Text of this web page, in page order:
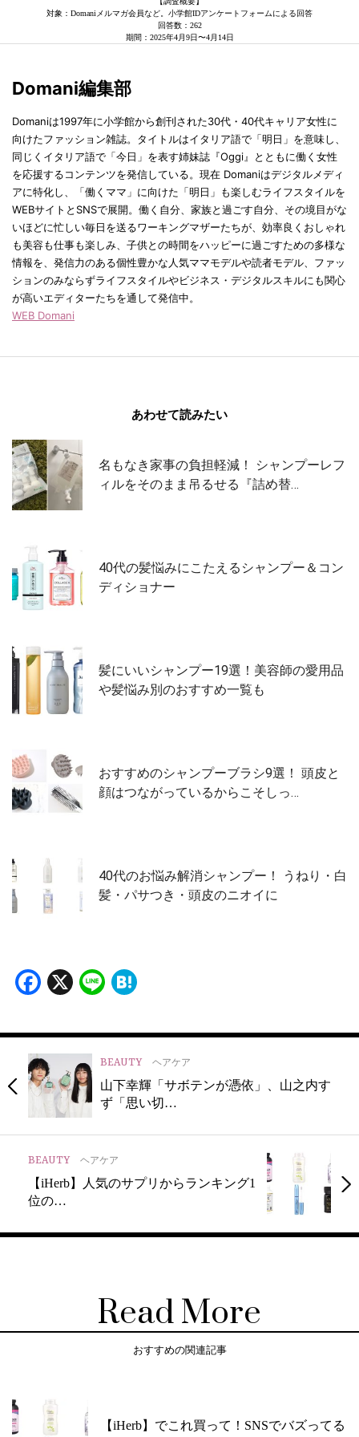
対象：Domaniメルマガ会員など。小学館IDアンケートフォームによる回答
回答数：262
期間：2025年4月9日〜4月14日
Domani編集部
Domaniは1997年に小学館から創刊された30代・40代キャリア女性に
向けたファッション雑誌。タイトルはイタリア語で「明日」を意味し、
同じくイタリア語で「今日」を表す姉妹誌『Oggi』とともに働く女性
を応援するコンテンツを発信している。現在 Domaniはデジタルメディ
アに特化し、「働くママ」に向けた「明日」も楽しむライフスタイルを
WEBサイトとSNSで展開。働く自分、家族と過ごす自分、その境目がな
いほどに忙しい毎日を送るワーキングマザーたちが、効率良くおしゃれ
も美容も仕事も楽しみ、子供との時間をハッピーに過ごすための多様な
情報を、発信力のある個性豊かな人気ママモデルや読者モデル、ファッ
ションのみならずライフスタイルやビジネス・デジタルスキルにも関心
が高いエディターたちを通して発信中。
WEB Domani
あわせて読みたい
名もなき家事の負担軽減！ シャンプーレフ
ィルをそのまま吊るせる『詰め替…
40代の髪悩みにこたえるシャンプー＆コン
ディショナー
髪にいいシャンプー19選！美容師の愛用品
や髪悩み別のおすすめ一覧も
おすすめのシャンプーブラシ9選！ 頭皮と
顔はつながっているからこそしっ…
40代のお悩み解消シャンプー！ うねり・白
髪・パサつき・頭皮のニオイに
Facebook
X Line
BEAUTY ヘアケア
山下幸輝「サボテンが憑依」、山之内す
ず「思い切…
BEAUTY ヘアケア
【iHerb】人気のサプリからランキング1
位の…
Read More
おすすめの関連記事
【iHerb】でこれ買って！SNSでバズってる